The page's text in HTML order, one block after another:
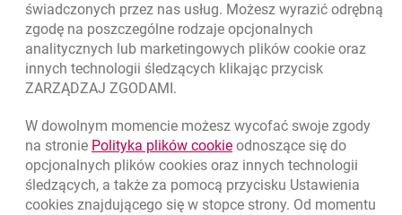
Kursy wymiany walut
Kursy wymiany walut. Data aktualizacji: 7.08.2026, 12:53:25
WALUTA KUPNO SPRZEDAŻ
EUR 4.1346 4.4568
USD 3.8493
CHF 4.4312 4.7764
Regulacje zewnętrzne
świadczonych przez nas usług. Możesz wyrazić odrębną
zgodę na poszczególne rodzaje opcjonalnych
analitycznych lub marketingowych plików cookie oraz
innych technologii śledzących klikając przycisk
ZARZĄDZAJ ZGODAMI.
W dowolnym momencie możesz wycofać swoje zgody
na stronie Polityka plików cookielink otwiera się w nowym
odnoszące się do
opcjonalnych plików cookies oraz innych technologii
śledzących, a także za pomocą przycisku Ustawienia
cookies znajdującego się w stopce strony. Od momentu